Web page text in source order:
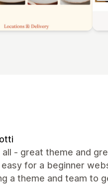
all - great theme and
for a beginner
a theme and team to